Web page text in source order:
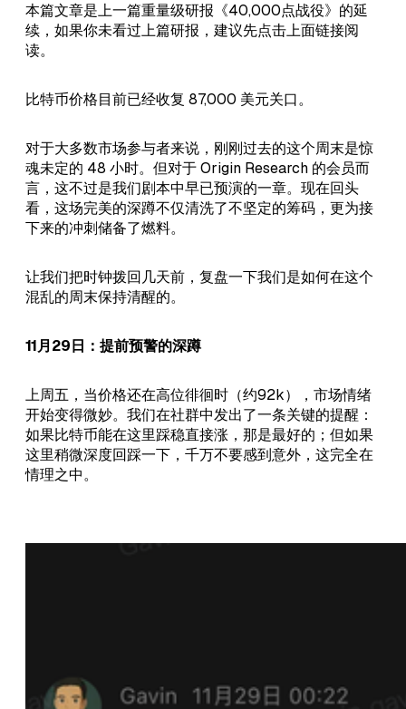
密货币市场历史上最引人入胜、也
最具欺骗性的篇章。 作为 Origin
出最冷静的声音。在过去的两个月
里，我们的会员见证了 Origin
在125,000美元的历史峰值，并未
像大众媒体那样高呼超级周期的永
恒，而是依据威科夫市场结构和流
动性供需原理，精准识别了派发后
的上冲陷阱。随后，正如我们剧本
所推演的那样，市场经历了一场史
然而，剧本并未结束。随着价格触
及81,000美元附近的算法支撑位并
声音再次响起：“牛市回归了”。 今
天我们将穿透K线的表象，通过解构
商的狩猎逻辑，为你揭示当前反弹
的本质。这是一份关于如何在“地狱
模式”与“蜜糖模式”切换中生存的指
南，也是通往下一轮主跌浪之前的
最
本篇文章是上一篇重量级研报《40,000点战役》的延
续，如果你未看过上篇研报，建议先点击上面链接阅
读。
比特币价格目前已经收复 87,000 美元关口。
对于大多数市场参与者来说，刚刚过去的这个周末是惊
魂未定的 48 小时。但对于 Origin Research 的会员而
言，这不过是我们剧本中早已预演的一章。现在回头
看，这场完美的深蹲不仅清洗了不坚定的筹码，更为接
下来的冲刺储备了燃料。
让我们把时钟拨回几天前，复盘一下我们是如何在这个
混乱的周末保持清醒的。
11月29日：提前预警的深蹲
上周五，当价格还在高位徘徊时（约92k），市场情绪
开始变得微妙。我们在社群中发出了一条关键的提醒：
如果比特币能在这里踩稳直接涨，那是最好的；但如果
这里稍微深度回踩一下，千万不要感到意外，这完全在
情理之中。